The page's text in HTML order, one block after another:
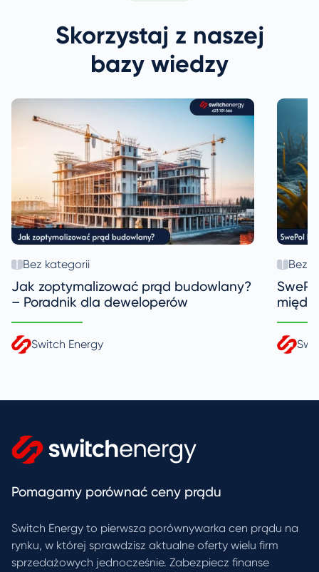
Skorzystaj z naszej
bazy wiedzy
Bez kategorii
Jak zoptymalizować prąd budowlany?
– Poradnik dla deweloperów
Switch Energy
Bez
Pomagamy porównać ceny prądu
Switch Energy to pierwsza porównywarka cen prądu na
rynku, w której sprawdzisz aktualne oferty wielu firm
sprzedażowych jednocześnie. Zabezpiecz finanse